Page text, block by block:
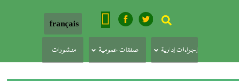
français
منشورات صفقات عمومية إجراءات إدارية